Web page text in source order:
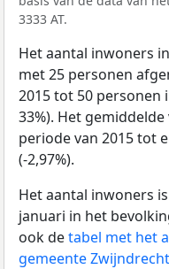
3333 AT.
Het aantal inwoners
met 25 personen
2015 tot 50 personen
33%). Het
periode van 2015 tot
(-2,97%).
Het aantal inwoners
januari in het
ook detabel met het
gemeente Zwijndrecht